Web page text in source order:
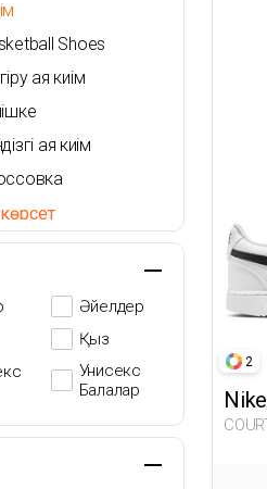
Shoes
аяқ киім
аяқ киім
аяқ киім
Әйелдер
Қыз
Унисекс
Балалар
2
Nike